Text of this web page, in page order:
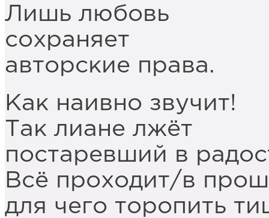
Лишь любовь
сохраняет
авторские права.
Как наивно звучит!
Так лиане лжёт
постаревший в
Всё проходит/в
для чего торопить